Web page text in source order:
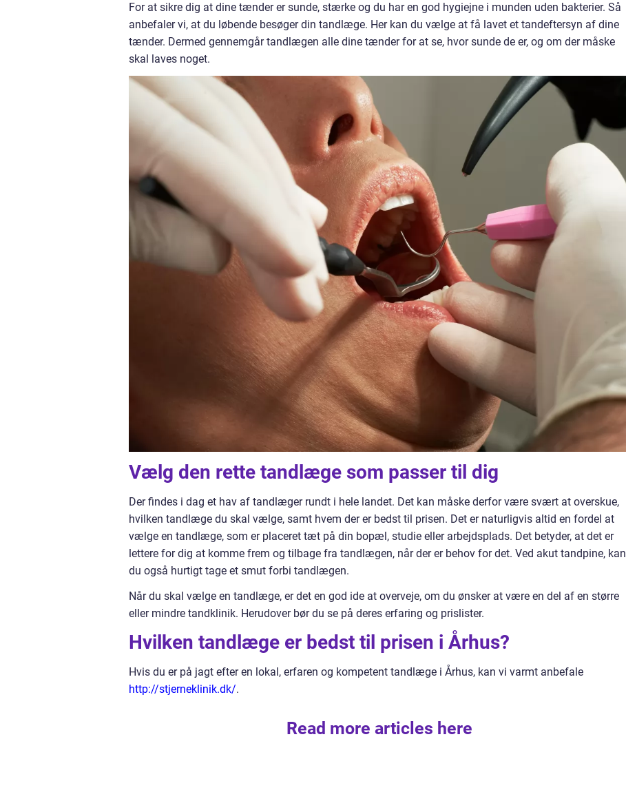
For at sikre dig at dine tænder er sunde, stærke og du har en god hygiejne i munden uden bakterier. Så
anbefaler vi, at du løbende besøger din tandlæge. Her kan du vælge at få lavet et tandeftersyn af dine
tænder. Dermed gennemgår tandlægen alle dine tænder for at se, hvor sunde de er, og om der måske
skal laves noget.
Vælg den rette tandlæge som passer til dig
Der findes i dag et hav af tandlæger rundt i hele landet. Det kan måske derfor være svært at overskue,
hvilken tandlæge du skal vælge, samt hvem der er bedst til prisen. Det er naturligvis altid en fordel at
vælge en tandlæge, som er placeret tæt på din bopæl, studie eller arbejdsplads. Det betyder, at det er
lettere for dig at komme frem og tilbage fra tandlægen, når der er behov for det. Ved akut tandpine, kan
du også hurtigt tage et smut forbi tandlægen.
Når du skal vælge en tandlæge, er det en god ide at overveje, om du ønsker at være en del af en større
eller mindre tandklinik. Herudover bør du se på deres erfaring og prislister.
Hvilken tandlæge er bedst til prisen i Århus?
Hvis du er på jagt efter en lokal, erfaren og kompetent tandlæge i Århus, kan vi varmt anbefale
http://stjerneklinik.dk/.
Read more articles here